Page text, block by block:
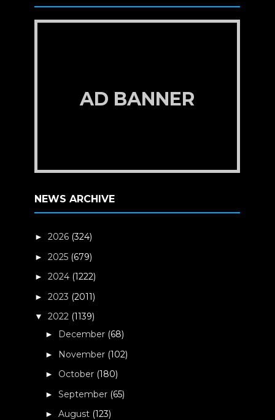
AD BANNER
NEWS ARCHIVE
►2026 (324)
►2025 (679)
►2024 (1222)
►2023 (2011)
▼2022 (1139)
► December (68)
► November (102)
► October (180)
►September (65)
►August (123)